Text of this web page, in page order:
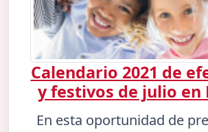
Calendario 2021 de
y festivos de julio en
En esta oportunidad de